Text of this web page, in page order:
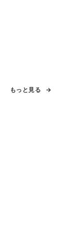
もっと見る